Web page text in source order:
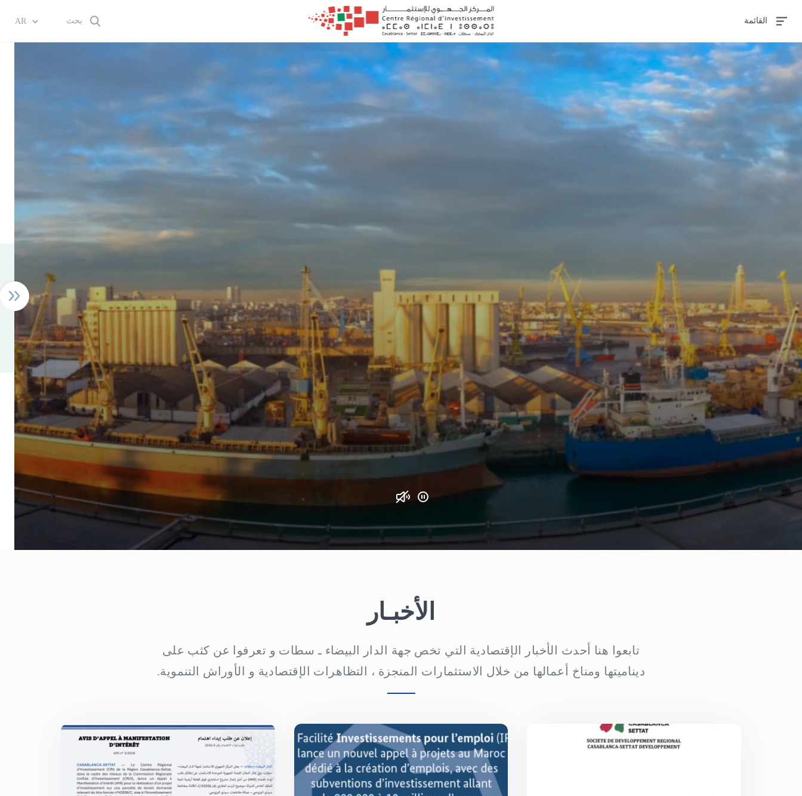
المحتوى
الرئيسي
القائمة بحث AR
Semaine de l’investissement pour les
Marocains du Monde | 11–15 août
2025
إقرأ المزيد
الأخبـار
تابعوا هنا أحدث الأخبار الإقتصادية التي تخص جهة الدار البيضاء ـ سطات و تعرفوا عن كثب على
ديناميتها ومناخ أعمالها من خلال الاستثمارات المنجزة ، التظاهرات الإقتصادية و الأوراش التنموية.